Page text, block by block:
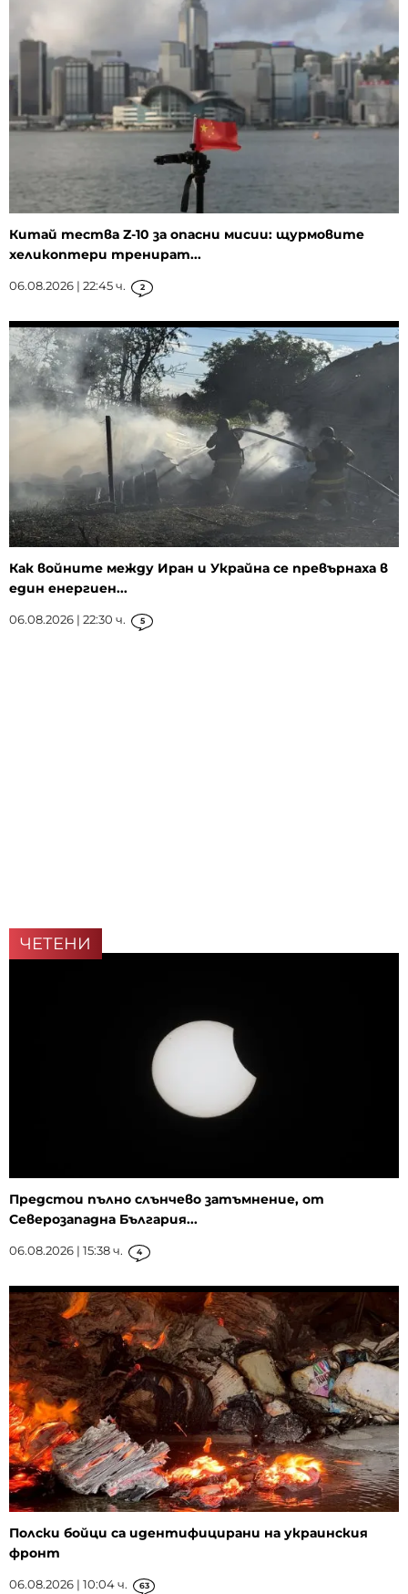
Китай тества Z-10 за опасни мисии: щурмовите
хеликоптери тренират...
06.08.2026 | 22:45 ч. 2
Как войните между Иран и Украйна се превърнаха в
един енергиен...
06.08.2026 | 22:30 ч. 5
ЧЕТЕНИ
Предстои пълно слънчево затъмнение, от
Северозападна България...
06.08.2026 | 15:38 ч. 4
Полски бойци са идентифицирани на украинския
фронт
06.08.2026 | 10:04 ч. 63